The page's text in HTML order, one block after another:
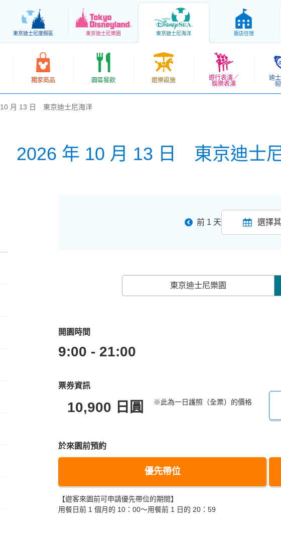
東京迪士尼度假區 東京迪士尼樂園 東京迪士尼海洋 飯店住宿
獨家商品 園區餐飲 遊樂設施
遊行表演／
娛樂表演
迪
月 13 日 東京迪士尼海洋
2026 年 10 月 13 日 東京迪士
前 1 天 選擇
東京迪士尼樂園
開園時間
9:00 - 21:00
票券資訊
10,900 日圓 ※此為一日護照（全票）的價格
於來園前預約
優先帶位
【遊客來園前可申請優先帶位的期間】
用餐日前 1 個月的 10：00～用餐前 1 日的 20：59